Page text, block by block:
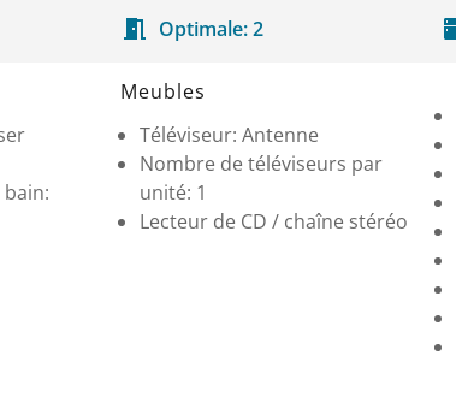
Optimale: 2
Meubles
Téléviseur: Antenne
Nombre de téléviseurs par
unité: 1
Lecteur de CD / chaîne stéréo